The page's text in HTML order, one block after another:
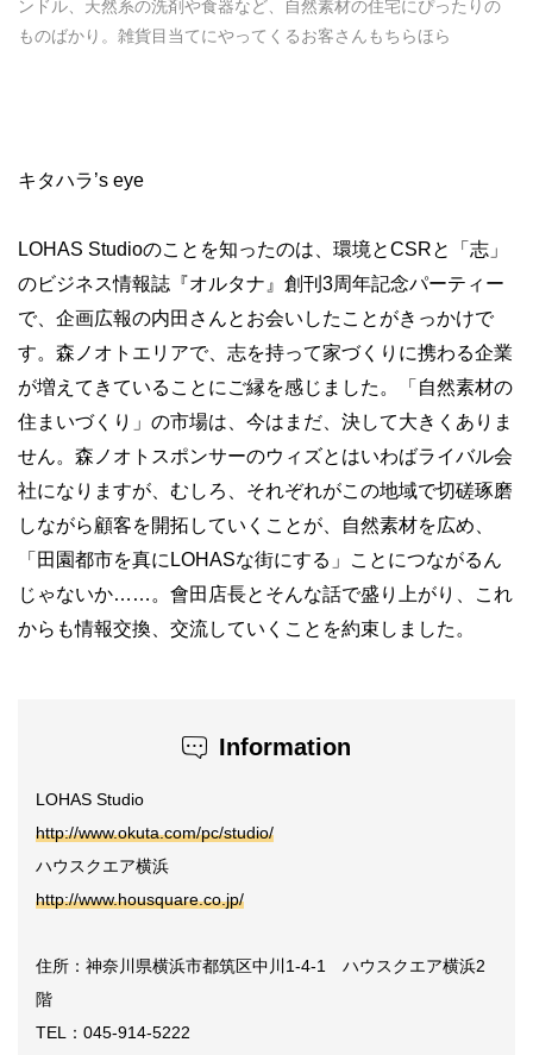
ンドル、天然系の洗剤や食器など、自然素材の住宅にぴったりの
ものばかり。雑貨目当てにやってくるお客さんもちらほら
キタハラ’s eye
LOHAS Studioのことを知ったのは、環境とCSRと「志」
のビジネス情報誌『オルタナ』創刊3周年記念パーティー
で、企画広報の内田さんとお会いしたことがきっかけで
す。森ノオトエリアで、志を持って家づくりに携わる企業
が増えてきていることにご縁を感じました。「自然素材の
住まいづくり」の市場は、今はまだ、決して大きくありま
せん。森ノオトスポンサーのウィズとはいわばライバル会
社になりますが、むしろ、それぞれがこの地域で切磋琢磨
しながら顧客を開拓していくことが、自然素材を広め、
「田園都市を真にLOHASな街にする」ことにつながるん
じゃないか……。會田店長とそんな話で盛り上がり、これ
からも情報交換、交流していくことを約束しました。
Information
LOHAS Studio
http://www.okuta.com/pc/studio/
ハウスクエア横浜
http://www.housquare.co.jp/
住所：神奈川県横浜市都筑区中川1-4-1 ハウスクエア横浜2
階
TEL：045-914-5222